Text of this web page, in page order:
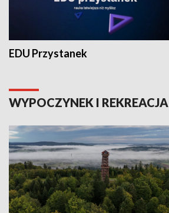
EDU Przystanek
WYPOCZYNEK I REKREACJA